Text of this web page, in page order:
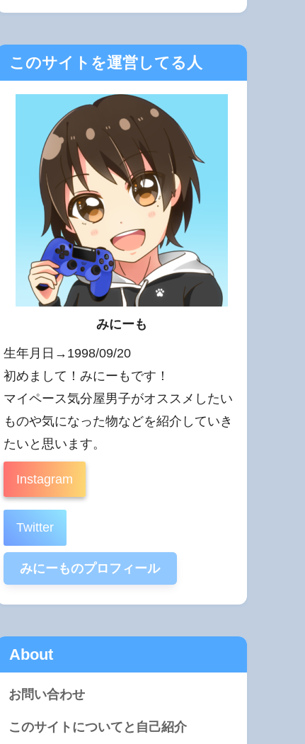
このサイトを運営してる人
みにーも
生年月日→1998/09/20
初めまして！みにーもです！
マイペース気分屋男子がオススメしたい
ものや気になった物などを紹介していき
たいと思います。
Instagram
Twitter
みにーものプロフィール
About
お問い合わせ
このサイトについてと自己紹介